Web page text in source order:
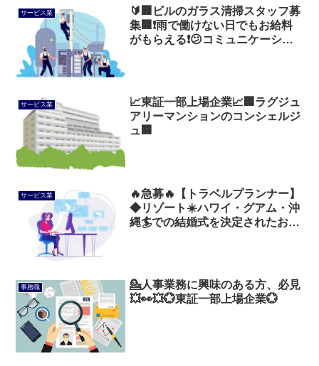
サービス業
🔰🏢ビルのガラス清掃スタッフ募
集🏢❗雨で働けない日でもお給料
がもらえる❗😕コミュニケーショ
サービス業
📈東証一部上場企業📈🏢ラグジュ
アリーマンションのコンシェルジ
ュ🏢
サービス業
🔥急募🔥【トラベルプランナー】
◆リゾート☀️ハワイ・グアム・沖
縄🏄での結婚式を決定されたお客
事務職
💁人事業務に興味のある方、必見
💥👀💥💮東証一部上場企業💮